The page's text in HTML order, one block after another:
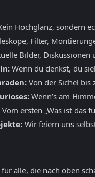
Hochglanz, sondern
Filter,
Bilder, Diskussionen
Wenn du denkst, du
Von der Sichel bis
Wenn’s am
Vom ersten „Was ist das
Wir feiern uns
alle, die nach oben